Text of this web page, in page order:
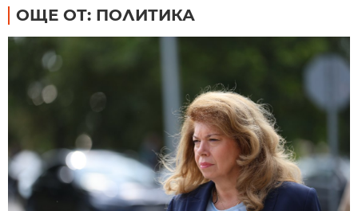
ОЩЕ ОТ: ПОЛИТИКА